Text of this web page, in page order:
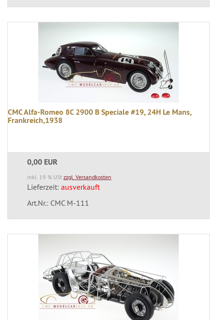
CMC Alfa-Romeo 8C 2900 B Speciale #19, 24H Le Mans,
Frankreich,1938
0,00 EUR
inkl. 19 % USt zzgl. Versandkosten
Lieferzeit: ausverkauft
Art.Nr.: CMC M-111